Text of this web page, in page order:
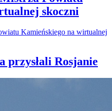
skoczni
przysłali Rosjanie